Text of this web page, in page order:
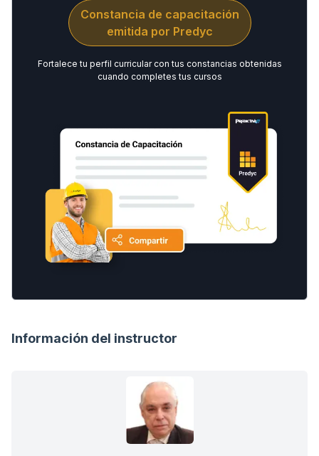
Constancia de capacitación
emitida por Predyc
Fortalece tu perfil curricular con tus constancias obtenidas
cuando completes tus cursos
Información del instructor